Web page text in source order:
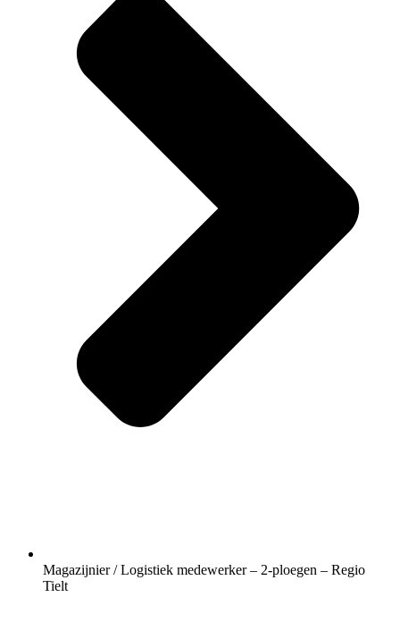
Magazijnier / Logistiek medewerker – 2-ploegen – Regio
Tielt